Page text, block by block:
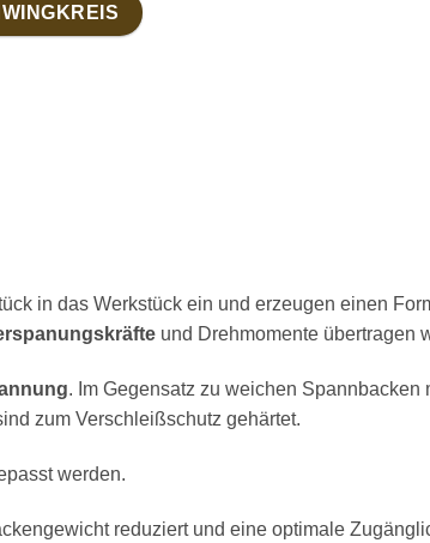
in das Werkstück ein und erzeugen einen
und Drehmomente übertragen
. Im Gegensatz zu weichen
zum Verschleißschutz gehärtet.
werden.
reduziert und eine optimale